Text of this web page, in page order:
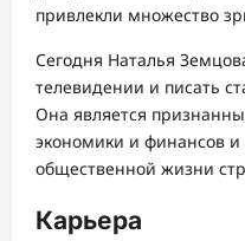
привлекли множество
Сегодня Наталья
телевидении и писать
Она является
экономики и финансов и
общественной жизни
Карьера